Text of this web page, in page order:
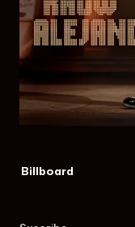
Billboard